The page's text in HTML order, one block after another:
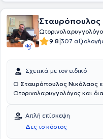
Σταυρόπουλος
9.8|307
Σχετικά με τον ειδικό
Ο Σταυρόπουλος Νικόλαος
Ωτορινολαρυγγολόγος και
Σχολής του Πανεπιστημίου
στο Γενικό Νοσοκομείο
Πανεπιστήμιο της Brescia της
Απλή επίσκεψη
Δες το κόστος